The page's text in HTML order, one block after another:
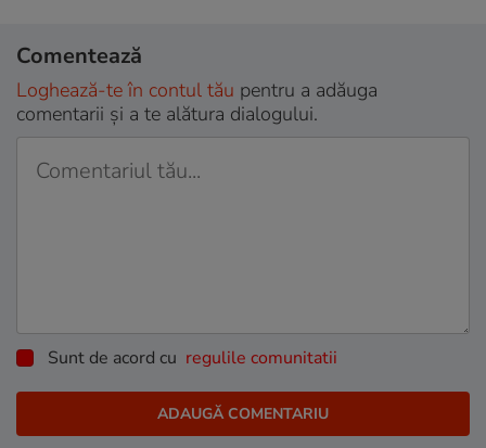
Comentează
Loghează-te în contul tău pentru a adăuga
comentarii și a te alătura dialogului.
Sunt de acord cu regulile comunitatii